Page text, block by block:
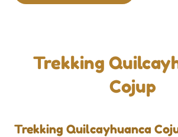
Trekking
Cojup
Trekking Quilcayhuanca